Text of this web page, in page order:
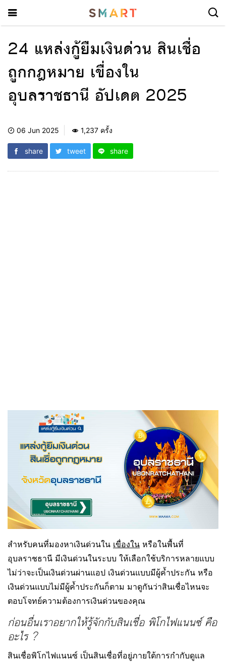
24 แหล่งกู้ยืมเงินด่วน สินเชื่อ
ถูกกฎหมาย เขื่องใน
อุบลราชธานี อัปเดต 2025
06 Jun 2025 1,237 ครั้ง
share tweet share
สำหรับคนที่มองหาเงินด่วนใน เขื่องใน หรือในพื้นที่
อุบลราชธานี มีเงินด่วนในระบบ ให้เลือกใช้บริการหลายแบบ
ไม่ว่าจะเป็นเงินด่วนผ่านแอป เงินด่วนแบบมีผู้ค้ำประกัน หรือ
เงินด่วนแบบไม่มีผู้ค้ำประกันก็ตาม มาดูกันว่าสินเชื่อไหนจะ
ตอบโจทย์ความต้องการเงินด่วนของคุณ
ก่อนอื่นเราอยากให้รู้จักกับสินเชื่อ พิโกไฟแนนซ์ คือ
อะไร ?
สินเชื่อพิโกไฟแนนซ์ เป็นสินเชื่อที่อยู่ภายใต้การกำกับดูแล